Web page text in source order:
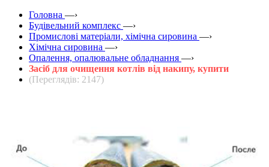
Головна —›
Будівельний комплекс —›
Промислові матеріали, хімічна сировина —›
Хімічна сировина —›
Опалення, опалювальне обладнання —›
Засіб для очищення котлів від накипу, купити
(Переглядів: 2147)